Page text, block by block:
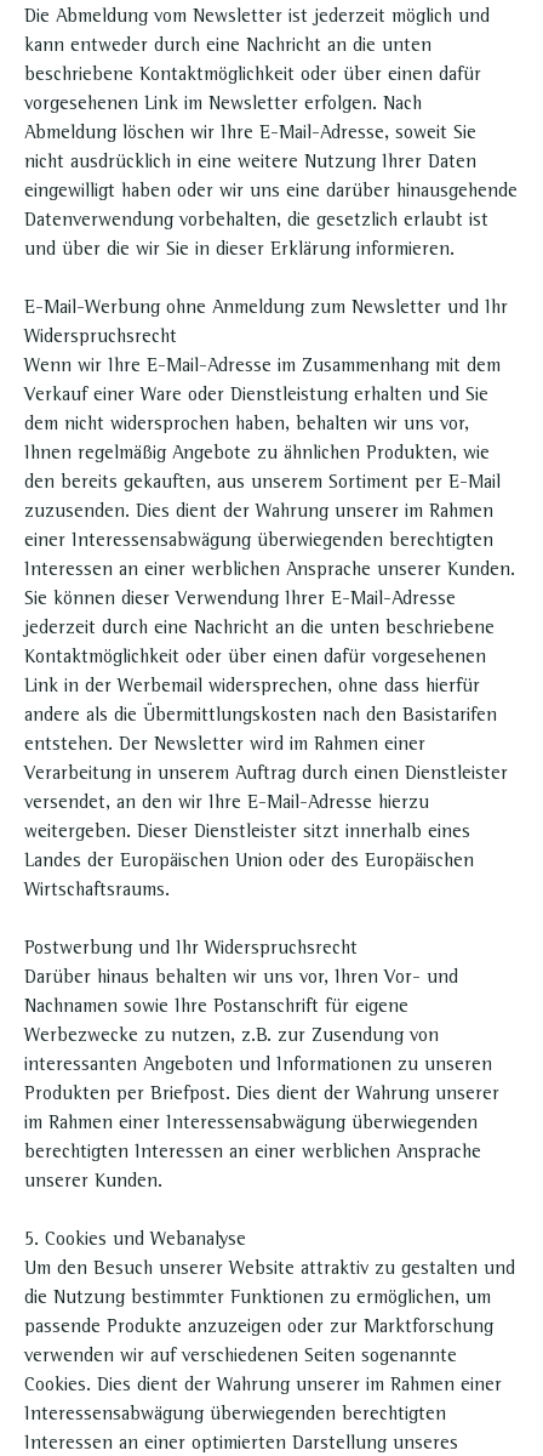
Die Abmeldung vom Newsletter ist jederzeit möglich und
kann entweder durch eine Nachricht an die unten
beschriebene Kontaktmöglichkeit oder über einen dafür
vorgesehenen Link im Newsletter erfolgen. Nach
Abmeldung löschen wir Ihre E-Mail-Adresse, soweit Sie
nicht ausdrücklich in eine weitere Nutzung Ihrer Daten
eingewilligt haben oder wir uns eine darüber hinausgehende
Datenverwendung vorbehalten, die gesetzlich erlaubt ist
und über die wir Sie in dieser Erklärung informieren.
E-Mail-Werbung ohne Anmeldung zum Newsletter und Ihr
Widerspruchsrecht
Wenn wir Ihre E-Mail-Adresse im Zusammenhang mit dem
Verkauf einer Ware oder Dienstleistung erhalten und Sie
dem nicht widersprochen haben, behalten wir uns vor,
Ihnen regelmäßig Angebote zu ähnlichen Produkten, wie
den bereits gekauften, aus unserem Sortiment per E-Mail
zuzusenden. Dies dient der Wahrung unserer im Rahmen
einer Interessensabwägung überwiegenden berechtigten
Interessen an einer werblichen Ansprache unserer Kunden.
Sie können dieser Verwendung Ihrer E-Mail-Adresse
jederzeit durch eine Nachricht an die unten beschriebene
Kontaktmöglichkeit oder über einen dafür vorgesehenen
Link in der Werbemail widersprechen, ohne dass hierfür
andere als die Übermittlungskosten nach den Basistarifen
entstehen. Der Newsletter wird im Rahmen einer
Verarbeitung in unserem Auftrag durch einen Dienstleister
versendet, an den wir Ihre E-Mail-Adresse hierzu
weitergeben. Dieser Dienstleister sitzt innerhalb eines
Landes der Europäischen Union oder des Europäischen
Wirtschaftsraums.
Postwerbung und Ihr Widerspruchsrecht
Darüber hinaus behalten wir uns vor, Ihren Vor- und
Nachnamen sowie Ihre Postanschrift für eigene
Werbezwecke zu nutzen, z.B. zur Zusendung von
interessanten Angeboten und Informationen zu unseren
Produkten per Briefpost. Dies dient der Wahrung unserer
im Rahmen einer Interessensabwägung überwiegenden
berechtigten Interessen an einer werblichen Ansprache
unserer Kunden.
5. Cookies und Webanalyse
Um den Besuch unserer Website attraktiv zu gestalten und
die Nutzung bestimmter Funktionen zu ermöglichen, um
passende Produkte anzuzeigen oder zur Marktforschung
verwenden wir auf verschiedenen Seiten sogenannte
Cookies. Dies dient der Wahrung unserer im Rahmen einer
Interessensabwägung überwiegenden berechtigten
Interessen an einer optimierten Darstellung unseres